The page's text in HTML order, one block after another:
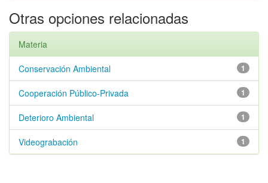
Otras opciones relacionadas
Materia
1
Conservación Ambiental
1
Cooperación Público-Privada
1
Deterioro Ambiental
1
Videograbación